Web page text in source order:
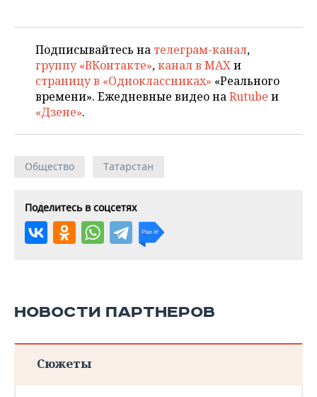
Подписывайтесь на телеграм-канал,
группу «ВКонтакте»,канал в MAXи
страницу в «Одноклассниках» «Реального
времени». Ежедневные видео наRutube и
«Дзене».
Общество Татарстан
Поделитесь в соцсетях
НОВОСТИ ПАРТНЕРОВ
Сюжеты